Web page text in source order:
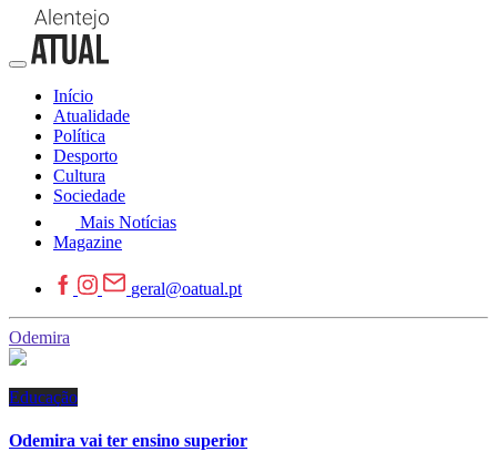
Início
Atualidade
Política
Desporto
Cultura
Sociedade
Mais Notícias
Magazine
geral@oatual.pt
Odemira
Educação
Odemira vai ter ensino superior